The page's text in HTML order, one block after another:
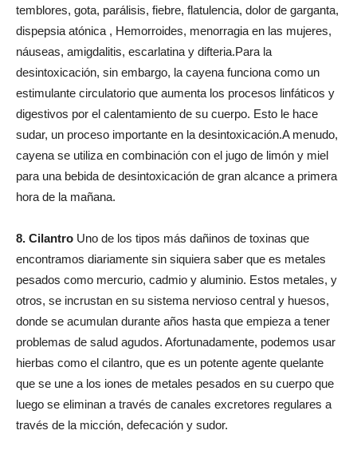
temblores, gota, parálisis, fiebre, flatulencia, dolor de garganta,
dispepsia atónica , Hemorroides, menorragia en las mujeres,
náuseas, amigdalitis, escarlatina y difteria.Para la
desintoxicación, sin embargo, la cayena funciona como un
estimulante circulatorio que aumenta los procesos linfáticos y
digestivos por el calentamiento de su cuerpo. Esto le hace
sudar, un proceso importante en la desintoxicación.A menudo,
cayena se utiliza en combinación con el jugo de limón y miel
para una bebida de desintoxicación de gran alcance a primera
hora de la mañana.
8. Cilantro Uno de los tipos más dañinos de toxinas que
encontramos diariamente sin siquiera saber que es metales
pesados ​​como mercurio, cadmio y aluminio. Estos metales, y
otros, se incrustan en su sistema nervioso central y huesos,
donde se acumulan durante años hasta que empieza a tener
problemas de salud agudos. Afortunadamente, podemos usar
hierbas como el cilantro, que es un potente agente quelante
que se une a los iones de metales pesados ​​en su cuerpo que
luego se eliminan a través de canales excretores regulares a
través de la micción, defecación y sudor.